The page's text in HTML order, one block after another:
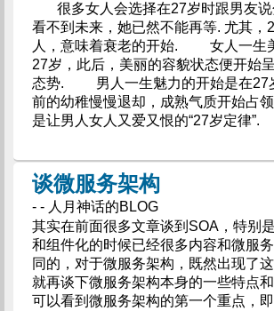
很多女人会选择在27岁时跟男友说
看不到未来，她已然不能再等. 尤其，
人，意味着衰老的开始. 女人一生
27岁，此后，美丽的容貌状态便开始
态势. 男人一生魅力的开始是在27
前的幼稚慢慢退却，成熟气质开始
是让男人女人又爱又恨的“27岁定律”.
谈微服务架构
- - 人月神话的BLOG
其实在前面很多文章谈到SOA，特别
和组件化的时候已经很多内容和微服
同的，对于微服务架构，既然出现了
就再谈下微服务架构本身的一些特点
可以看到微服务架构的第一个重点，